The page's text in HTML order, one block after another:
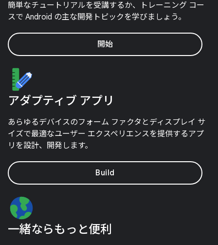
簡単なチュートリアルを受講するか、トレーニング コー
スで Android の主な開発トピックを学びましょう。
開始
アダプティブ アプリ
あらゆるデバイスのフォーム ファクタとディスプレイ サ
イズで最適なユーザー エクスペリエンスを提供するアプ
リを設計、開発します。
Build
一緒ならもっと便利